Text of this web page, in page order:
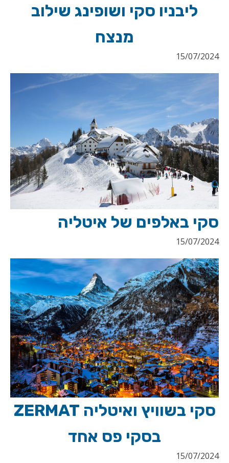
ליבניו סקי ושופינג שילוב
מנצח
15/07/2024
סקי באלפים של איטליה
15/07/2024
סקי בשוויץ ואיטליה ZERMAT
בסקי פס אחד
15/07/2024